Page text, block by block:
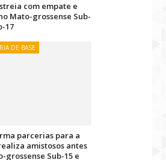
com empate e
Mato-grossense Sub-
17
DE BASE
parcerias para a
amistosos antes
grossense Sub-15 e